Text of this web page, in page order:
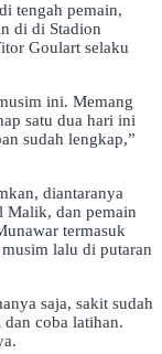
tengah pemain,
di di Stadion
Goulart selaku
ini. Memang
satu dua hari ini
sudah lengkap,”
diantaranya
Malik, dan pemain
termasuk
lalu di putaran
saja, sakit sudah
coba latihan.